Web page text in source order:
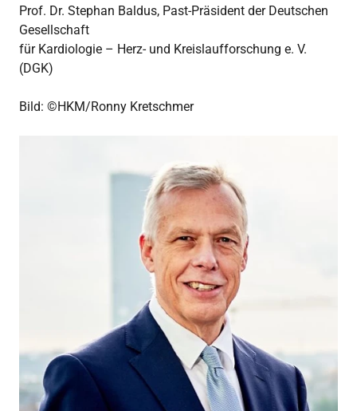
Prof. Dr. Stephan Baldus, Past-Präsident der Deutschen
Gesellschaft
für Kardiologie – Herz- und Kreislaufforschung e. V.
(DGK)
Bild: ©HKM/Ronny Kretschmer